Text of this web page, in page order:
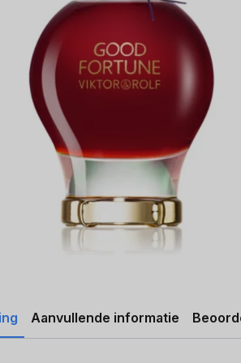
Aanvullende informatie